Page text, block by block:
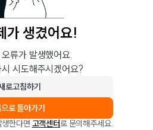
가 생겼어요!
류가 발생했어요.
시도해주시겠어요?
로고침하기
로 돌아가기
한다면 고객센터로 문의해주세요.